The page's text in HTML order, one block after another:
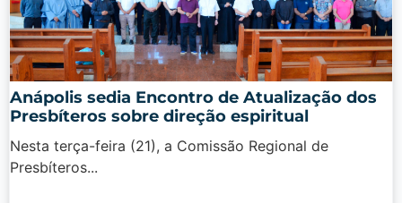
Anápolis sedia Encontro de Atualização dos
Presbíteros sobre direção espiritual
Nesta terça-feira (21), a Comissão Regional de
Presbíteros...